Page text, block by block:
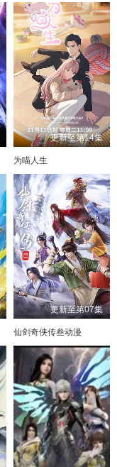
更新至第14集
为喵人生
更新至第07集
仙剑奇侠传叁动漫